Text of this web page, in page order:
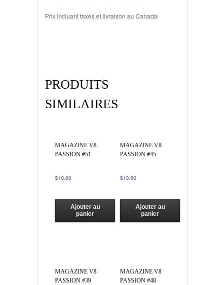
Prix incluant taxes et livraison au Canada
PRODUITS
SIMILAIRES
MAGAZINE V8
PASSION #51
$10.00
Ajouter au
panier
MAGAZINE V8
PASSION #45
$10.00
Ajouter au
panier
MAGAZINE V8
PASSION #39
MAGAZINE V8
PASSION #48